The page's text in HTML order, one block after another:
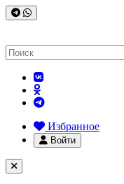
Избранное
Войти